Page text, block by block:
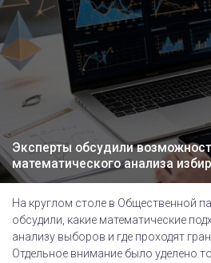
Эксперты обсудили
математического анализа
На круглом столе в Общественной
обсудили, какие математические
анализу выборов и где проходят
Отдельное внимание было уделено